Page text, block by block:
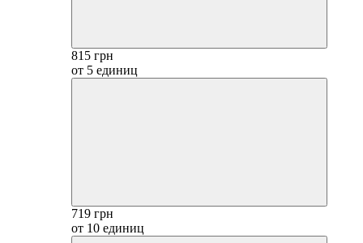
815 грн
от 5 единиц
719 грн
от 10 единиц